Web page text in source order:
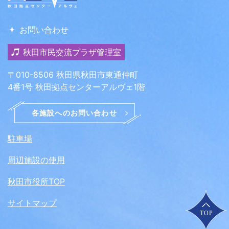
お問い合わせ
秋田市民交流プラザ管理室
〒010-8506 秋田県秋田市東通仲町
4番1号 秋田拠点センターアルヴェ1階
駐車場
周辺施設の使用
秋田市役所TOP
サイトマップ